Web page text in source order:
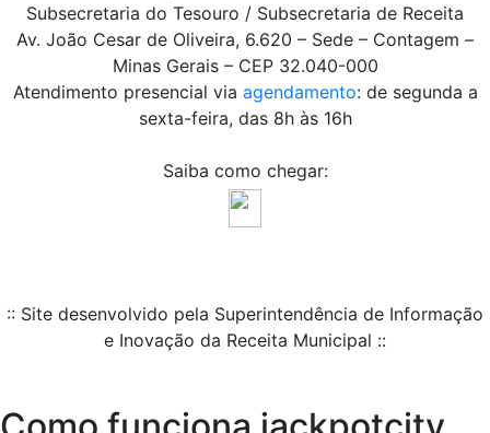
Subsecretaria do Tesouro / Subsecretaria de Receita
Av. João Cesar de Oliveira, 6.620 – Sede – Contagem –
Minas Gerais – CEP 32.040-000
Atendimento presencial via agendamento: de segunda a
sexta-feira, das 8h às 16h
Saiba como chegar:
:: Site desenvolvido pela Superintendência de Informação
e Inovação da Receita Municipal ::